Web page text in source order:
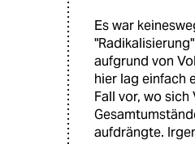
Es war
aufgrund von
hier lag einfach
Fall vor, wo
aufdrängte.